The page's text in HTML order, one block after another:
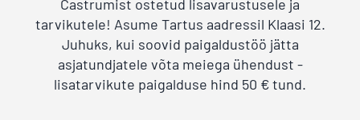
Castrumist ostetud lisavarustusele ja
tarvikutele! Asume Tartus aadressil Klaasi 12.
Juhuks, kui soovid paigaldustöö jätta
asjatundjatele võta meiega ühendust -
lisatarvikute paigalduse hind 50 € tund.